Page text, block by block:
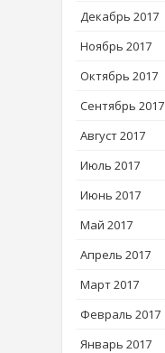
Декабрь 2017
Ноябрь 2017
Октябрь 2017
Сентябрь 2017
Август 2017
Июль 2017
Июнь 2017
Май 2017
Апрель 2017
Март 2017
Февраль 2017
Январь 2017